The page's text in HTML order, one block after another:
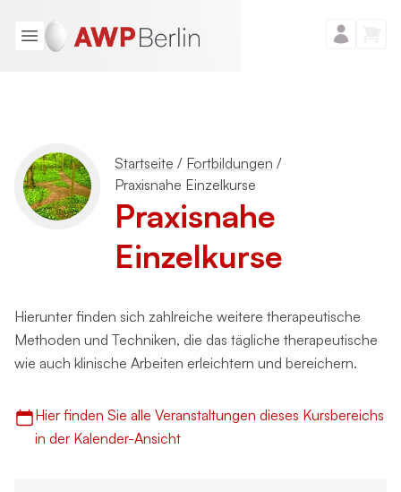
Startseite / Fortbildungen /
Praxisnahe Einzelkurse
Praxisnahe
Einzelkurse
Hierunter finden sich zahlreiche weitere therapeutische
Methoden und Techniken, die das tägliche therapeutische
wie auch klinische Arbeiten erleichtern und bereichern.
Hier finden Sie alle Veranstaltungen dieses Kursbereichs
in der Kalender-Ansicht